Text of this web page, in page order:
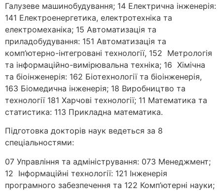
Галузеве машинобудування; 14 Електрична інженерія:
141 Електроенергетика, електротехніка та
електромеханіка; 15 Автоматизація та
приладобудування: 151 Автоматизація та
комп’ютерно-інтегровані технології, 152 Метрологія
та інформаційно-вимірювальна техніка; 16 Хімічна
та біоінженерія: 162 Біотехнології та біоінженерія,
163 Біомедична інженерія; 18 Виробництво та
технології 181 Харчові технології; 11 Математика та
статистика: 113 Прикладна математика.
Підготовка докторів наук ведеться за 8
спеціальностями:
07 Управління та адміністрування: 073 Менеджмент;
12 Інформаційні технології: 121 Інженерія
програмного забезпечення та 122 Комп’ютерні науки;